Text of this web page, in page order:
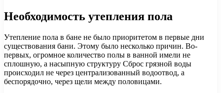
Необходимость утепления пола
Утепление пола в бане не было приоритетом в первые дни
существования бани. Этому было несколько причин. Во-
первых, огромное количество полы в ванной имели не
сплошную, а насыпную структуру Сброс грязной воды
происходил не через централизованный водоотвод, а
беспорядочно, через щели между половицами.